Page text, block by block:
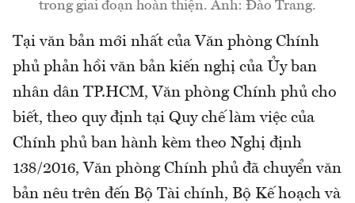
trong giai đoạn hoàn thiện. Ảnh: Đào Trang.
Tại văn bản mới nhất của Văn phòng Chính
phủ phản hồi văn bản kiến nghị của Ủy ban
nhân dân TP.HCM, Văn phòng Chính phủ cho
biết, theo quy định tại Quy chế làm việc của
Chính phủ ban hành kèm theo Nghị định
138/2016, Văn phòng Chính phủ đã chuyển văn
bản nêu trên đến Bộ Tài chính, Bộ Kế hoạch và